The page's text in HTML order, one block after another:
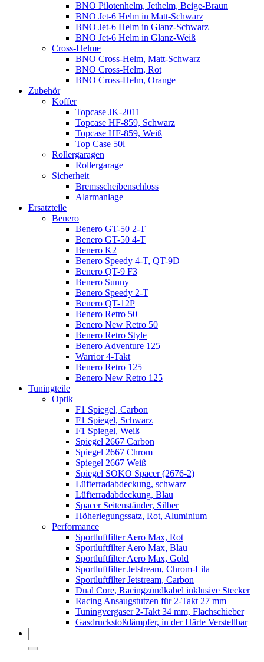
BNO Pilotenhelm, Jethelm, Beige-Braun
BNO Jet-6 Helm in Matt-Schwarz
BNO Jet-6 Helm in Glanz-Schwarz
BNO Jet-6 Helm in Glanz-Weiß
Cross-Helme
BNO Cross-Helm, Matt-Schwarz
BNO Cross-Helm, Rot
BNO Cross-Helm, Orange
Zubehör
Koffer
Topcase JK-2011
Topcase HF-859, Schwarz
Topcase HF-859, Weiß
Top Case 50l
Rollergaragen
Rollergarage
Sicherheit
Bremsscheibenschloss
Alarmanlage
Ersatzteile
Benero
Benero GT-50 2-T
Benero GT-50 4-T
Benero K2
Benero Speedy 4-T, QT-9D
Benero QT-9 F3
Benero Sunny
Benero Speedy 2-T
Benero QT-12P
Benero Retro 50
Benero New Retro 50
Benero Retro Style
Benero Adventure 125
Warrior 4-Takt
Benero Retro 125
Benero New Retro 125
Tuningteile
Optik
F1 Spiegel, Carbon
F1 Spiegel, Schwarz
F1 Spiegel, Weiß
Spiegel 2667 Carbon
Spiegel 2667 Chrom
Spiegel 2667 Weiß
Spiegel SOKO Spacer (2676-2)
Lüfterradabdeckung, schwarz
Lüfterradabdeckung, Blau
Spacer Seitenständer, Silber
Höherlegungssatz, Rot, Aluminium
Performance
Sportluftfilter Aero Max, Rot
Sportluftfilter Aero Max, Blau
Sportluftfilter Aero Max, Gold
Sportluftfilter Jetstream, Chrom-Lila
Sportluftfilter Jetstream, Carbon
Dual Core, Racingzündkabel inklusive Stecker
Racing Ansaugstutzen für 2-Takt 27 mm
Tuningvergaser 2-Takt 34 mm, Flachschieber
Gasdruckstoßdämpfer, in der Härte Verstellbar